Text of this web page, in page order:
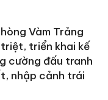
Vàm Trảng
triển khai kế
cường đấu tranh
nhập cảnh trái